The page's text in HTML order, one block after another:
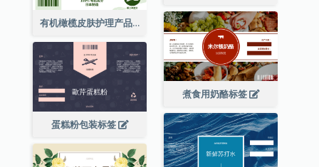
有机橄榄皮肤护理产品标签
煮食用奶酪标签
蛋糕粉包装标签